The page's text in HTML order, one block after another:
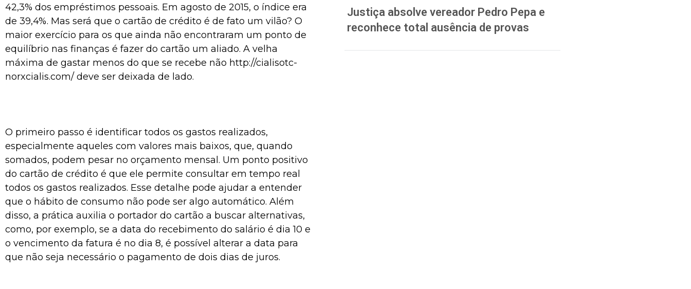
42,3% dos empréstimos pessoais. Em agosto de 2015, o índice era
de 39,4%. Mas será que o cartão de crédito é de fato um vilão? O
maior exercício para os que ainda não encontraram um ponto de
equilíbrio nas finanças é fazer do cartão um aliado. A velha
máxima de gastar menos do que se recebe não http://cialisotc-
norxcialis.com/ deve ser deixada de lado.
O primeiro passo é identificar todos os gastos realizados,
especialmente aqueles com valores mais baixos, que, quando
somados, podem pesar no orçamento mensal. Um ponto positivo
do cartão de crédito é que ele permite consultar em tempo real
todos os gastos realizados. Esse detalhe pode ajudar a entender
que o hábito de consumo não pode ser algo automático. Além
disso, a prática auxilia o portador do cartão a buscar alternativas,
como, por exemplo, se a data do recebimento do salário é dia 10 e
o vencimento da fatura é no dia 8, é possível alterar a data para
que não seja necessário o pagamento de dois dias de juros.
Justiça absolve vereador Pedro Pepa e
reconhece total ausência de provas